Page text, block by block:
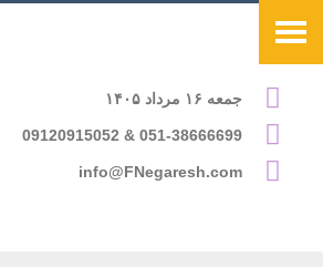
جمعه ۱۶ مرداد ۱۴۰۵
051-38666699 & 09120915052
info@FNegaresh.com